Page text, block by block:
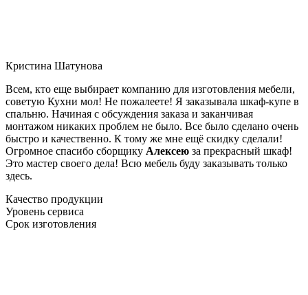
Кристина Шатунова
Всем, кто еще выбирает компанию для изготовления мебели,
советую Кухни мол! Не пожалеете! Я заказывала шкаф-купе в
спальню. Начиная с обсуждения заказа и заканчивая
монтажом никаких проблем не было. Все было сделано очень
быстро и качественно. К тому же мне ещё скидку сделали!
Огромное спасибо сборщику Алексею за прекрасный шкаф!
Это мастер своего дела! Всю мебель буду заказывать только
здесь.
Качество продукции
Уровень сервиса
Срок изготовления